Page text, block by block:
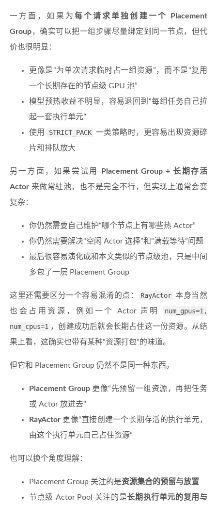
一方面，如果为 每个请求单独创建一个 Placement
Group，确实可以把一组步骤尽量绑定到同一节点，但代
价也很明显：
更像是“为单次请求临时占一组资源”，而不是“复用
一个长期存在的节点级 GPU 池”
模型预热收益不明显，容易退回到“每组任务自己拉
起一套执行单元”
使用
STRICT_PACK 一类策略时，更容易出现资源碎
片和排队放大
另一方面，如果尝试用
Placement Group + 长期存活
Actor 来做常驻池，也不是完全不行，但实现上通常会变
复杂：
你仍然需要自己维护“哪个节点上有哪些热 Actor”
你仍然需要解决“空闲 Actor 选择”和“满载等待”问题
最后很容易演化成和本文类似的节点级池，只是中间
多包了一层 Placement Group
这里还需要区分一个容易混淆的点： RayActor 本身当然
也会占用资源，例如一个 Actor 声明
num_gpus=1,
num_cpus=1 ，创建成功后就会长期占住这一份资源。从结
果上看，这确实也带有某种“资源打包”的味道。
但它和 Placement Group 仍然不是同一种东西。
Placement Group更像“先预留一组资源，再把任务
或 Actor 放进去”
RayActor 更像“直接创建一个长期存活的执行单元，
由这个执行单元自己占住资源”
也可以换个角度理解：
Placement Group 关注的是资源集合的预留与放置
节点级 Actor Pool 关注的是长期执行单元的复用与